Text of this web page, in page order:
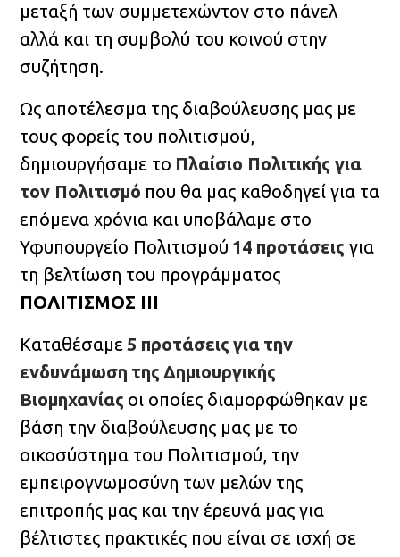
μεταξή των συμμετεχώντον στο πάνελ
αλλά και τη συμβολύ του κοινού στην
συζήτηση.
Ως αποτέλεσμα της διαβούλευσης μας με
τους φορείς του πολιτισμού,
δημιουργήσαμε το Πλαίσιο Πολιτικής για
τον Πολιτισμό που θα μας καθοδηγεί για τα
επόμενα χρόνια και υποβάλαμε στο
Υφυπουργείο Πολιτισμού 14 προτάσεις για
τη βελτίωση του προγράμματος
ΠΟΛΙΤΙΣΜΟΣ III
Καταθέσαμε5 προτάσεις για την
ενδυνάμωση της Δημιουργικής
Βιομηχανίας οι οποίες διαμορφώθηκαν με
βάση την διαβούλευσης μας με το
οικοσύστημα του Πολιτισμού, την
εμπειρογνωμοσύνη των μελών της
επιτροπής μας και την έρευνά μας για
βέλτιστες πρακτικές που είναι σε ισχή σε